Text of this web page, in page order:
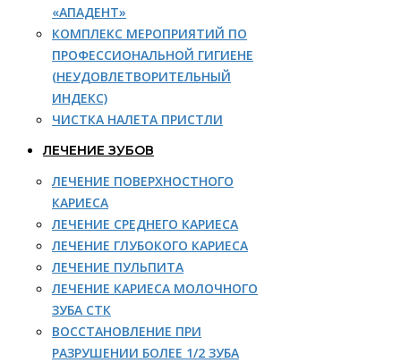
«АПАДЕНТ»
КОМПЛЕКС МЕРОПРИЯТИЙ ПО
ПРОФЕССИОНАЛЬНОЙ ГИГИЕНЕ
(НЕУДОВЛЕТВОРИТЕЛЬНЫЙ
ИНДЕКС)
ЧИСТКА НАЛЕТА ПРИСТЛИ
ЛЕЧЕНИЕ ЗУБОВ
ЛЕЧЕНИЕ ПОВЕРХНОСТНОГО
КАРИЕСА
ЛЕЧЕНИЕ СРЕДНЕГО КАРИЕСА
ЛЕЧЕНИЕ ГЛУБОКОГО КАРИЕСА
ЛЕЧЕНИЕ ПУЛЬПИТА
ЛЕЧЕНИЕ КАРИЕСА МОЛОЧНОГО
ЗУБА СТК
ВОССТАНОВЛЕНИЕ ПРИ
РАЗРУШЕНИИ БОЛЕЕ 1/2 ЗУБА